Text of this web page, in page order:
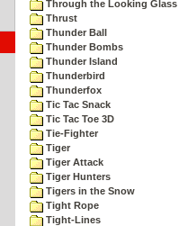
Through the Looking Glass
Thrust
Thunder Ball
Thunder Bombs
Thunder Island
Thunderbird
Thunderfox
Tic Tac Snack
Tic Tac Toe 3D
Tie-Fighter
Tiger
Tiger Attack
Tiger Hunters
Tigers in the Snow
Tight Rope
Tight-Lines